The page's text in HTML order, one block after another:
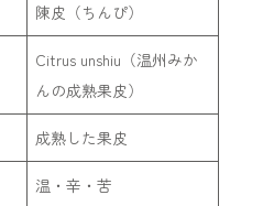
陳皮（ちんぴ）
Citrus unshiu （温州みか
んの成熟果皮）
成熟した果皮
温・辛・苦